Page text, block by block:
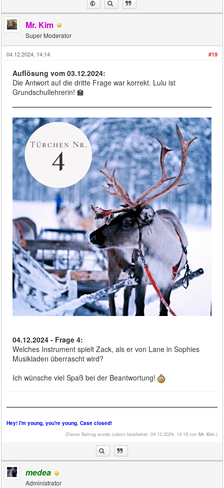
Mr. Kim
Super Moderator
#19
04.12.2024, 14:14
Auflösung vom 03.12.2024:
Die Antwort auf die dritte Frage war korrekt. Lulu ist
Grundschullehrerin! 🏫
04.12.2024 - Frage 4:
Welches Instrument spielt Zack, als er von Lane in Sophies
Musikladen überrascht wird?
Ich wünsche viel Spaß bei der Beantwortung!
Hey! I'm young, you're young. Case closed!
(Dieser Beitrag wurde zuletzt bearbeitet: 04.12.2024, 14:18 von Mr. Kim.)
medea
Administrator